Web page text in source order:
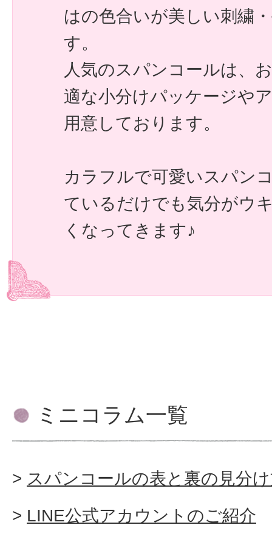
はの色合いが美しい刺繍
す。
人気のスパンコールは、
適な小分けパッケージや
用意しております。
カラフルで可愛いスパン
ているだけでも気分がウ
くなってきます♪
ミニコラム一覧
スパンコールの表と裏の見分
LINE公式アカウントのご紹介